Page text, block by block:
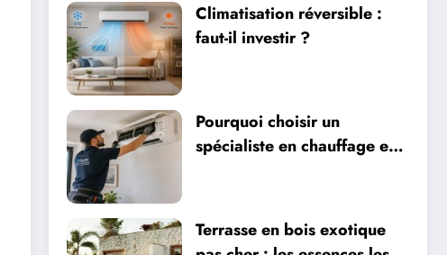
Climatisation réversible :
faut-il investir ?
Pourquoi choisir un
spécialiste en chauffage et
Terrasse en bois exotique